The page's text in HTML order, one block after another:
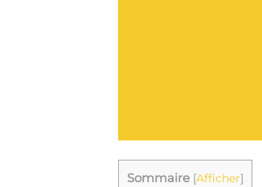
Sommaire [Afficher]